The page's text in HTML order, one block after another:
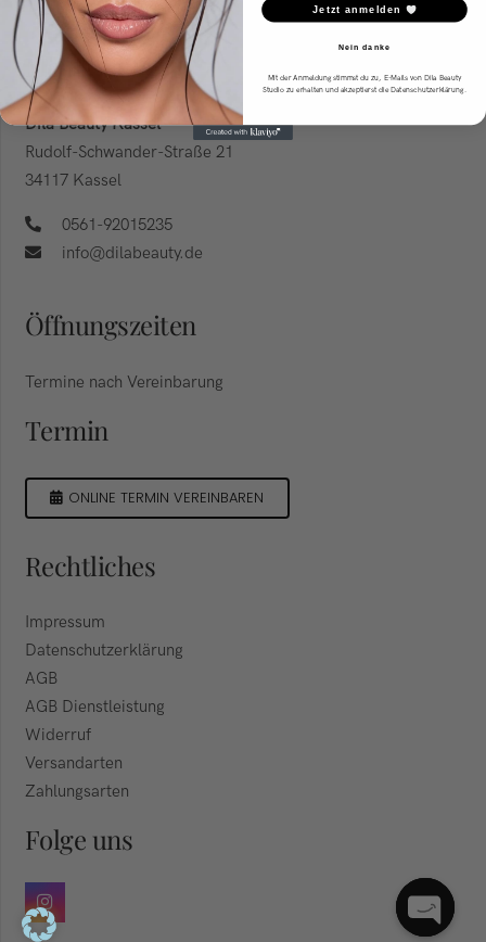
Mein Studio
Dila Beauty Kassel
Rudolf-Schwander-Straße 21
34117 Kassel
0561-92015235
info@dilabeauty.de
Öffnungszeiten
Termine nach Vereinbarung
Termin
ONLINE TERMIN VEREINBAREN
Rechtliches
Impressum
Datenschutzerklärung
AGB
AGB Dienstleistung
Widerruf
Versandarten
Zahlungsarten
Folge uns
Jetzt anmelden
Nein danke
Mit der Anmeldung stimmst du zu, E-Mails von Dila Beauty
Studio zu erhalten und akzeptierst die Datenschutzerklärung.